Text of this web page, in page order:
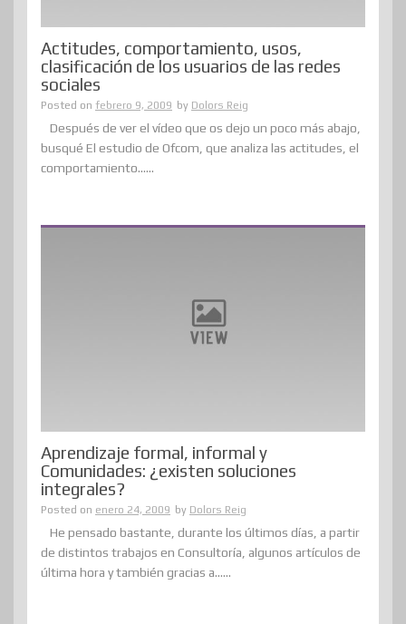
Actitudes, comportamiento, usos,
clasificación de los usuarios de las redes
sociales
Posted on febrero 9, 2009 by Dolors Reig
Después de ver el vídeo que os dejo un poco más abajo,
busqué El estudio de Ofcom, que analiza las actitudes, el
comportamiento......
Aprendizaje formal, informal y
Comunidades: ¿existen soluciones
integrales?
Posted on enero 24, 2009 by Dolors Reig
He pensado bastante, durante los últimos días, a partir
de distintos trabajos en Consultoría, algunos artículos de
última hora y también gracias a......